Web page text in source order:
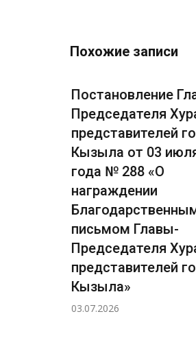
Похожие записи
Постановление
Председателя
представителей
Кызыла от 03
года № 288 «О
награждении
письмом Главы-
Председателя
представителей
Кызыла»
03.07.2026